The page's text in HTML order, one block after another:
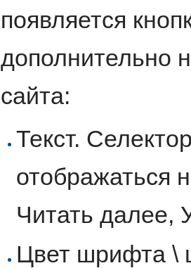
появляется
дополнительно
сайта:
Текст.
отображаться
Читать далее,
Цвет шрифта \